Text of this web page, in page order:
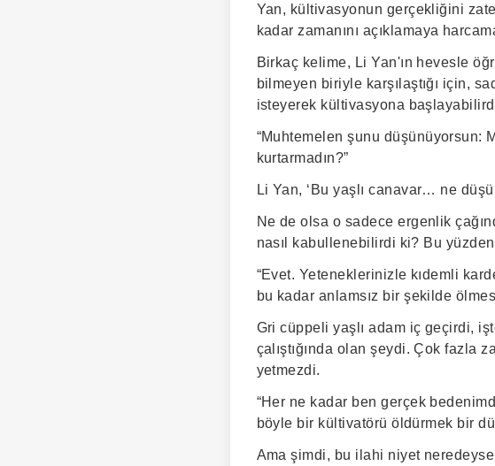
Yan, kültivasyonun gerçekliğini
kadar zamanını açıklamaya
Birkaç kelime, Li Yan'ın hevesle
bilmeyen biriyle karşılaştığı için,
isteyerek kültivasyona
“Muhtemelen şunu düşünüyorsun:
kurtarmadın?”
Li Yan, ‘Bu yaşlı canavar… ne
Ne de olsa o sadece ergenlik
nasıl kabullenebilirdi ki? Bu
“Evet. Yeteneklerinizle kıdemli
bu kadar anlamsız bir şekilde
Gri cüppeli yaşlı adam iç geçirdi,
çalıştığında olan şeydi. Çok fazla
yetmezdi.
“Her ne kadar ben gerçek
böyle bir kültivatörü öldürmek bir
Ama şimdi, bu ilahi niyet